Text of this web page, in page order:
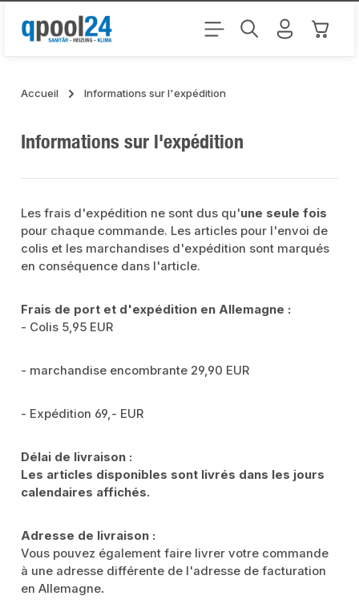
Passer au contenu principal Le
Accueil Informations sur l'expédition
Informations sur l'expédition
Les frais d'expédition ne sont dus qu'une seule fois
pour chaque commande. Les articles pour l'envoi de
colis et les marchandises d'expédition sont marqués
en conséquence dans l'article.
Frais de port et d'expédition en Allemagne :
- Colis 5,95 EUR
- marchandise encombrante 29,90 EUR
- Expédition 69,- EUR
Délai de livraison :
Les articles disponibles sont livrés dans les jours
calendaires affichés.
Adresse de livraison :
Vous pouvez également faire livrer votre commande
à une adresse différente de l'adresse de facturation
en Allemagne.